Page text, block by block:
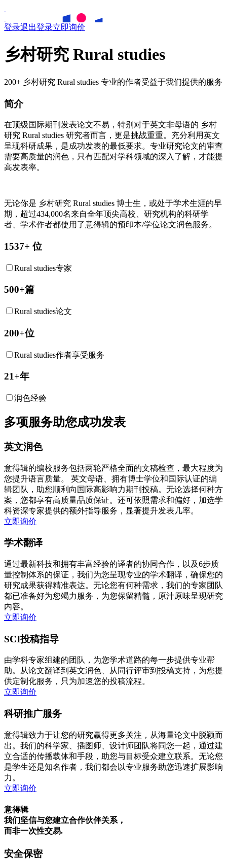
登录退出登录立即询价
乡村研究 Rural studies
200+ 乡村研究 Rural studies 专业的作者受益于我们提供的服务
简介
在顶级国际期刊发表论文不易，特别对于英文非母语的 乡村
研究 Rural studies 研究者而言，更是挑战重重。充分利用英文
呈现科研成果，是成功发表的最低要求。专业研究论文的审查
需要高质量的润色，只有匹配对学科领域的深入了解，才能提
高发表率。
无论你是 乡村研究 Rural studies 博士生，或处于学术生涯的早
期，超过434,000名来自全年顶尖高校、研究机构的科研学
者、学术作者都使用了意得辑的预印本/学位论文润色服务。
1537+ 位
Rural studies专家
500+篇
Rural studies论文
200+位
Rural studies作者享受服务
21+年
润色经验
多项服务助您成功发表
英文润色
意得辑的编校服务包括两轮严格全面的文稿检查，最大程度为
您提升语言质量。 英文母语、拥有博士学位和国际认证的编
辑团队，助您顺利向国际高影响力期刊投稿。无论选择何种方
案，您都享有高质量品质保证。还可依照需求和偏好，加选学
科资深专家提供的额外指导服务，显著提升发表几率。
立即询价
学术翻译
通过最新科技和拥有丰富经验的译者的协同合作，以及6步质
量控制体系的保证，我们为您呈现专业的学术翻译，确保您的
研究成果获得精准表达。无论您有何种需求，我们的专家团队
都已准备好为您竭力服务，为您保留精髓，原汁原味呈现研究
内容。
立即询价
SCI投稿指导
由学科专家组建的团队，为您学术道路的每一步提供专业帮
助。从论文翻译到英文润色、从同行评审到投稿支持，为您提
供定制化服务，只为加速您的投稿流程。
立即询价
科研推广服务
意得辑致力于让您的研究赢得更多关注，从海量论文中脱颖而
出。我们的科学家、插图师、设计师团队将同您一起，通过建
立合适的传播载体和手段，助您与目标受众建立联系。无论您
是学生还是知名作者，我们都会以专业服务助您迅速扩展影响
力。
立即询价
意得辑
我们坚信与您建立合作伙伴关系，
而非一次性交易.
安全保密